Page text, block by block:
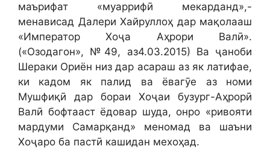
маърифат «муаррифӣ мекарданд»,-
менависад Далери Хайруллоҳ дар мақолааш
«Император Хоҷа Аҳрори Валӣ».
(«Озодагон», №49, аз4.03.2015) Ва ҷаноби
Шераки Ориён низ дар асараш аз як латифае,
ки кадом як палид ва ёвагӯе аз номи
Мушфиқӣ дар бораи Хоҷаи бузург-Аҳрорӣ
Валӣ бофтааст ёдовар шуда, онро «ривояти
мардуми Самарқанд» меномад ва шаъни
Хоҷаро ба пастӣ кашидан мехоҳад.